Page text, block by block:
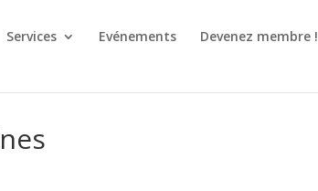
Services Evénements Devenez membre !